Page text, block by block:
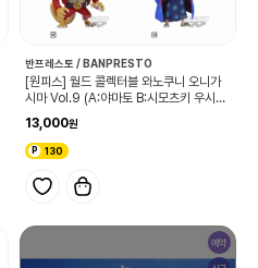
반프레스토 / BANPRESTO
[원피스] 월드 콜렉터블 와노쿠니 오니가
시마 Vol.9 (A:야마토 B:시모츠키 우시마
13,000
130
예약